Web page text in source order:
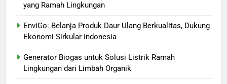
yang Ramah Lingkungan
EnviGo: Belanja Produk Daur Ulang Berkualitas, Dukung
Ekonomi Sirkular Indonesia
Generator Biogas untuk Solusi Listrik Ramah
Lingkungan dari Limbah Organik